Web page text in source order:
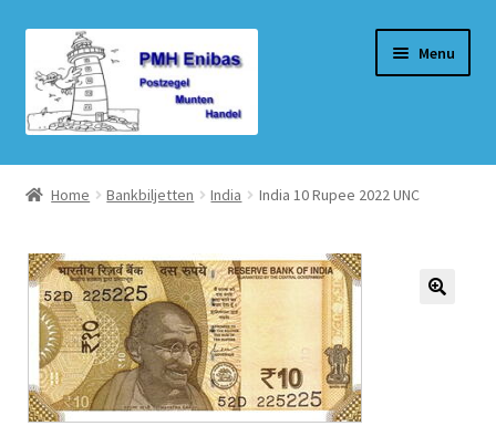
door
naar
navigatie
naar
de
inhoud
Menu
Home
Winkel
Winkelmand
Afrekenen
Home Bankbiljetten India India 10 Rupee 2022 UNC